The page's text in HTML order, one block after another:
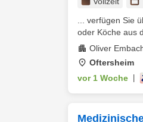
... verfügen Sie
oder Köche aus
Oliver
Oftersheim
vor 1 Woche